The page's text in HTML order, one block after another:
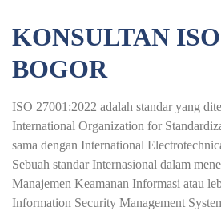
KONSULTAN ISO
BOGOR
ISO 27001:2022 adalah standar yang
International Organization for
sama dengan International
Sebuah standar Internasional dalam
Manajemen Keamanan Informasi atau
Information Security Management